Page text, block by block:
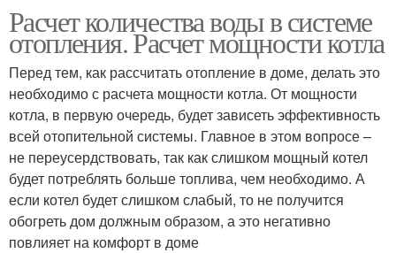
Расчет количества воды в системе
отопления. Расчет мощности котла
Перед тем, как рассчитать отопление в доме, делать это
необходимо с расчета мощности котла. От мощности
котла, в первую очередь, будет зависеть эффективность
всей отопительной системы. Главное в этом вопросе –
не переусердствовать, так как слишком мощный котел
будет потреблять больше топлива, чем необходимо. А
если котел будет слишком слабый, то не получится
обогреть дом должным образом, а это негативно
повлияет на комфорт в доме